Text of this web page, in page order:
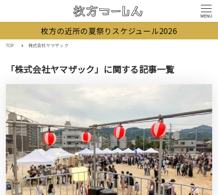
MENU
枚方の近所の夏祭りスケジュール2026
TOP 株式会社ヤマザック
「株式会社ヤマザック」に関する記事一覧